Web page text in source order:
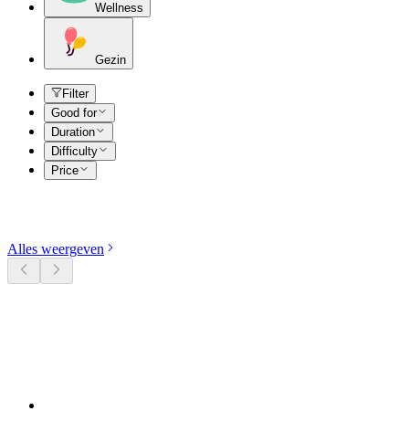
Wellness
Gezin
Filter
Good for
Duration
Difficulty
Price
Alles weergeven